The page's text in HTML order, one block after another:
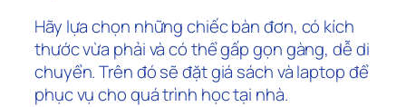
Hãy lựa chọn những chiếc bàn đơn, có kích
thước vừa phải và có thể gấp gọn gàng, dễ di
chuyển. Trên đó sẽ đặt giá sách và laptop để
phục vụ cho quá trình học tại nhà.